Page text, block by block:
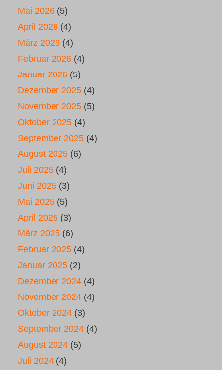
Mai 2026 (5)
April 2026 (4)
März 2026 (4)
Februar 2026 (4)
Januar 2026 (5)
Dezember 2025 (4)
November 2025 (5)
Oktober 2025 (4)
September 2025 (4)
August 2025 (6)
Juli 2025 (4)
Juni 2025 (3)
Mai 2025 (5)
April 2025 (3)
März 2025 (6)
Februar 2025 (4)
Januar 2025 (2)
Dezember 2024 (4)
November 2024 (4)
Oktober 2024 (3)
September 2024 (4)
August 2024 (5)
Juli 2024 (4)